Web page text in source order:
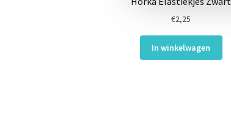
€2,25
In winkelwagen